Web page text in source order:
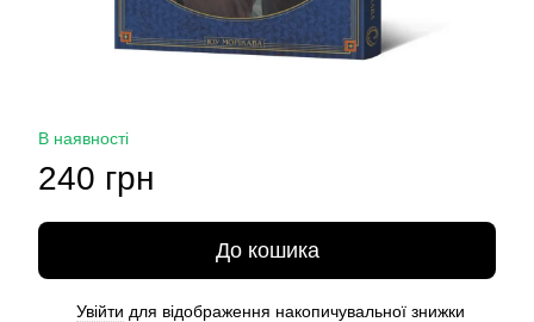
В наявності
240 грн
До кошика
Увійти для відображення накопичувальної знижки